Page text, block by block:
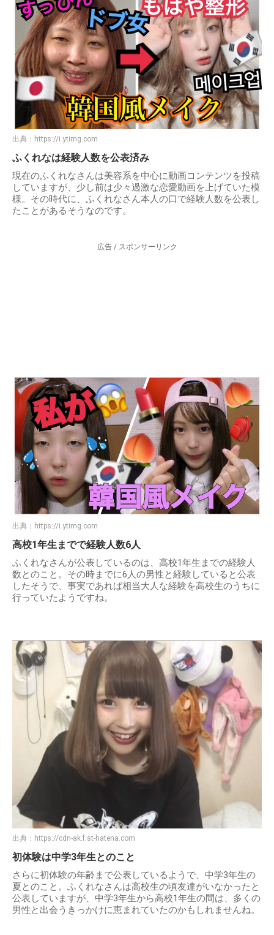
出典： https://i.ytimg.com
ふくれなは経験人数を公表済み
現在のふくれなさんは美容系を中心に動画コンテンツを投稿
していますが、少し前は少々過激な恋愛動画を上げていた模
様。その時代に、ふくれなさん本人の口で経験人数を公表し
たことがあるそうなのです。
広告 / スポンサーリンク
出典： https://i.ytimg.com
高校1年生までで経験人数6人
ふくれなさんが公表しているのは、高校1年生までの経験人
数とのこと。その時までに6人の男性と経験していると公表
したそうで、事実であれば相当大人な経験を高校生のうちに
行っていたようですね。
出典： https://cdn-ak.f.st-hatena.com
初体験は中学3年生とのこと
さらに初体験の年齢まで公表しているようで、中学3年生の
夏とのこと。ふくれなさんは高校生の頃友達がいなかったと
公表していますが、中学3年生から高校1年生の間は、多くの
男性と出会うきっかけに恵まれていたのかもしれませんね。